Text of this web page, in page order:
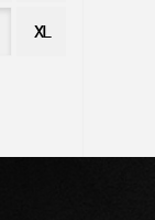
XL